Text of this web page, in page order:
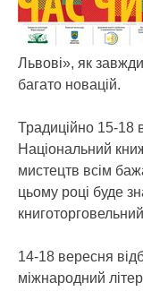
Львові», як
багато новацій.
Традиційно 15-18
Національний
мистецтв всім
цьому році буде
14-18 вересня
міжнародний